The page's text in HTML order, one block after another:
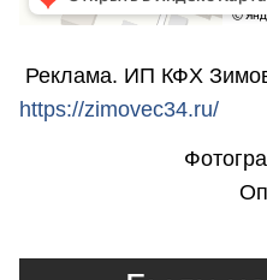
Реклама. ИП КФХ
https://zimovec34.ru/